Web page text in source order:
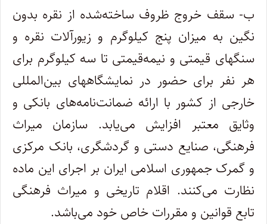
ب- سقف خروج ظروف ساخته‌شده از نقره بدون
نگین به میزان پنج کیلوگرم و زیورآلات نقره و
سنگهای قیمتی و نیمه‌قیمتی تا سه کیلوگرم برای
هر نفر برای حضور در نمایشگاههای بین‌المللی
خارجی از کشور با ارائه ضمانت‌نامه‌های بانکی و
وثایق معتبر افزایش می‌یابد. سازمان میراث
فرهنگی، صنایع دستی و گردشگری، بانک مرکزی
و گمرک جمهوری اسلامی ایران بر اجرای این ماده
نظارت می‌کنند. اقلام تاریخی و میراث فرهنگی
تابع قوانین و مقررات خاص خود می‌باشد.